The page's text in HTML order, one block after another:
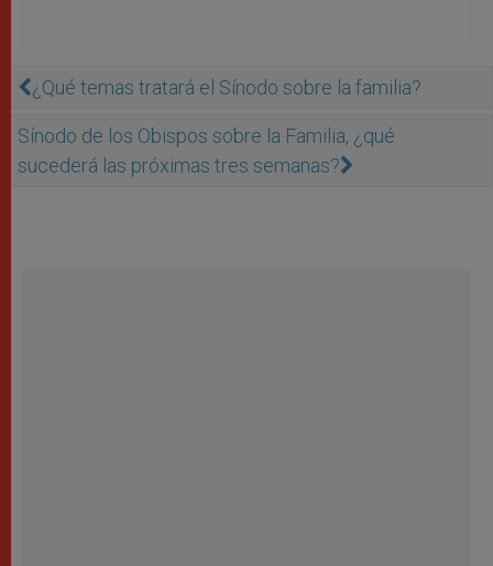
¿Qué temas tratará el Sínodo sobre la familia?
Sínodo de los Obispos sobre la Familia, ¿qué
sucederá las próximas tres semanas?